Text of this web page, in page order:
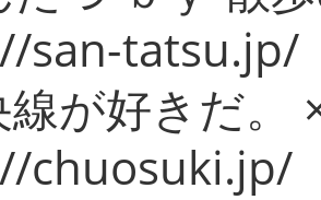
san-tatsu.jp/
線が好きだ。
chuosuki.jp/